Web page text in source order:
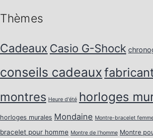
Thèmes
Cadeaux Casio G-Shock
conseils cadeaux
montres Heure d'été horloges
horloges murales Mondaine Montre-bracelet
bracelet pour homme Montre de l’homme Montre